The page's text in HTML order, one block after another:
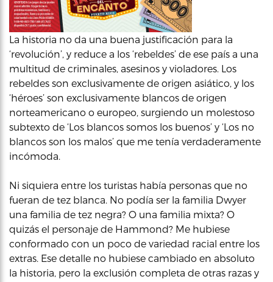
La historia no da una buena justificación para la
‘revolución’, y reduce a los ‘rebeldes’ de ese país a una
multitud de criminales, asesinos y violadores. Los
rebeldes son exclusivamente de origen asiático, y los
‘héroes’ son exclusivamente blancos de origen
norteamericano o europeo, surgiendo un molestoso
subtexto de ‘Los blancos somos los buenos’ y ‘Los no
blancos son los malos’ que me tenía verdaderamente
incómoda.
Ni siquiera entre los turistas había personas que no
fueran de tez blanca. No podía ser la familia Dwyer
una familia de tez negra? O una familia mixta? O
quizás el personaje de Hammond? Me hubiese
conformado con un poco de variedad racial entre los
extras. Ese detalle no hubiese cambiado en absoluto
la historia, pero la exclusión completa de otras razas y